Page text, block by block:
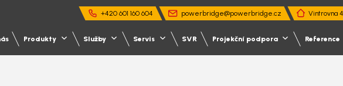
+420 601 160 604 powerbridge@powerbridge.cz Vintrovna
Produkty Služby Servis SVR Projekční podpora Reference